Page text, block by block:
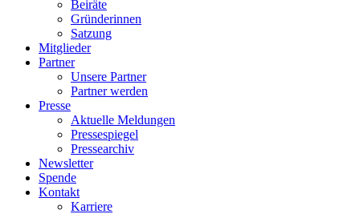
Beiräte
Gründerinnen
Satzung
Mitglieder
Partner
Unsere Partner
Partner werden
Presse
Aktuelle Meldungen
Pressespiegel
Pressearchiv
Newsletter
Spende
Kontakt
Karriere